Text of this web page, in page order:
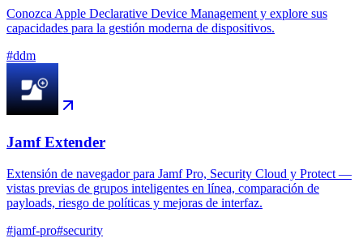
Conozca Apple Declarative Device Management y explore sus
capacidades para la gestión moderna de dispositivos.
#ddm
Jamf Extender
Extensión de navegador para Jamf Pro, Security Cloud y Protect —
vistas previas de grupos inteligentes en línea, comparación de
payloads, riesgo de políticas y mejoras de interfaz.
#jamf-pro#security